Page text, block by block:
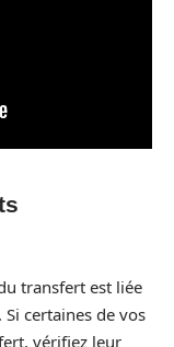
transfert est liée
. Si certaines de vos
vérifiez leur